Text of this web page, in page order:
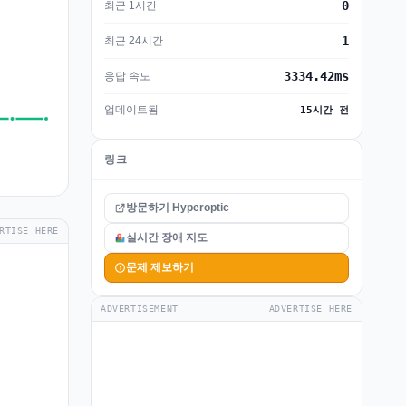
HERE
최근 1시간 0
최근 24시간 1
응답 속도 3334.42ms
업데이트됨 15시간 전
링크
방문하기 Hyperoptic
실시간 장애 지도
문제 제보하기
ADVERTISEMENT ADVERTISE HERE